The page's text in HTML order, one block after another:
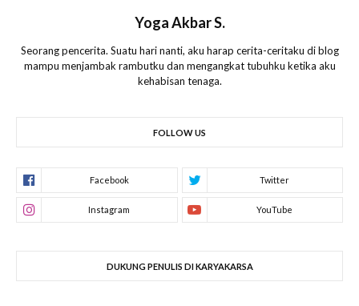
Yoga Akbar S.
Seorang pencerita. Suatu hari nanti, aku harap cerita-ceritaku di blog
mampu menjambak rambutku dan mengangkat tubuhku ketika aku
kehabisan tenaga.
FOLLOW US
DUKUNG PENULIS DI KARYAKARSA